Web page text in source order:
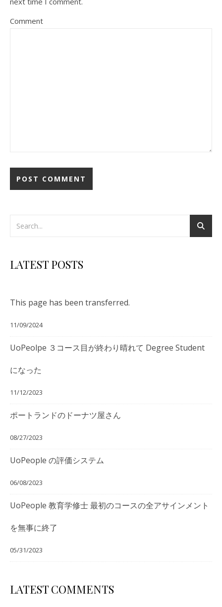
Comment
LATEST POSTS
This page has been transferred.
11/09/2024
UoPeolpe ３コース目が終わり晴れて Degree Student
になった
11/12/2023
ポートランドのドーナツ屋さん
08/27/2023
UoPeople の評価システム
06/08/2023
UoPeople 教育学修士 最初のコースの全アサインメント
を無事に終了
05/31/2023
LATEST COMMENTS